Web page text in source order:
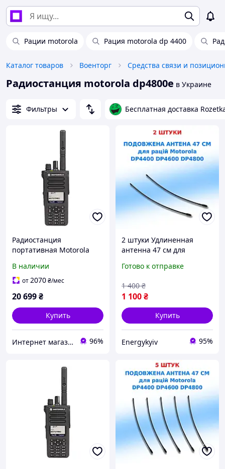
Рации motorola Рация motorola dp 4400
Каталог товаров Военторг
Радиостанция motorola dp4800e в Украине
Фильтры Бесплатная доставка
Радиостанция
портативная Motorola
AES256 1000 каналов
В наличии
от2070₴/мес
20 699₴
Купить
Интернет магазин Store7 96%
2 штуки Удлиненная
антенна 47 см для
DP4800/DP4400/DP4600/D
4600e
Готово к отправке
1 100₴
1 400 ₴
Купить
Energykyiv 95%